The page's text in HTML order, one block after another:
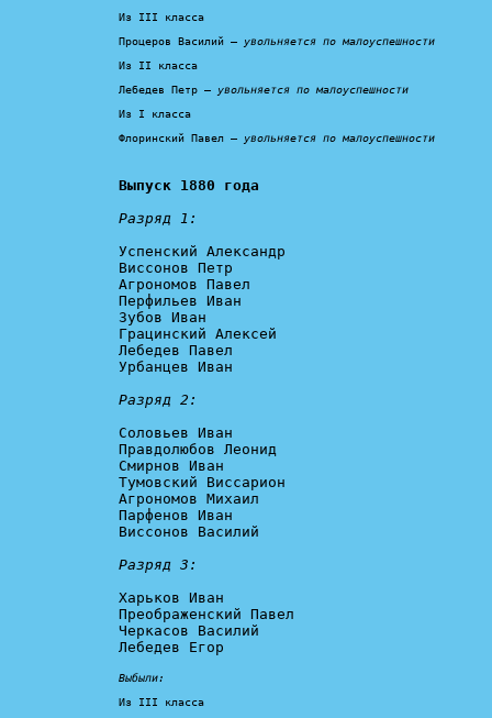
Из III класса
Процеров Василий – увольняется по малоуспешности
Из II класса
Лебедев Петр – увольняется по малоуспешности
Из I класса
Флоринский Павел – увольняется по малоуспешности
Выпуск 1880 года
Разряд 1:
Успенский Александр
Виссонов Петр
Агрономов Павел
Перфильев Иван
Зубов Иван
Грацинский Алексей
Лебедев Павел
Урбанцев Иван
Разряд 2:
Соловьев Иван
Правдолюбов Леонид
Смирнов Иван
Тумовский Виссарион
Агрономов Михаил
Парфенов Иван
Виссонов Василий
Разряд 3:
Харьков Иван
Преображенский Павел
Черкасов Василий
Лебедев Егор
Выбыли:
Из III класса